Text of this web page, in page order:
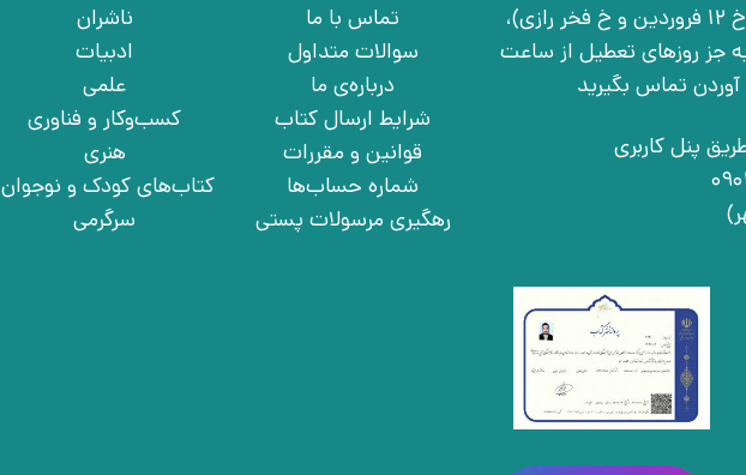
تهران، خ انقلاب، خ 12 فروردین، خ روانمهر شرقی(بین خ 12 فروردین و خ فخر رازی)،
به جز روزهای تعطیل از ساعت
پنل کاربری
تماس با ما
سوالات متداول
درباره‌ی ما
شرایط ارسال کتاب
قوانین و مقررات
شماره حساب‌ها
رهگیری مرسولات پستی
ناشران
ادبیات
علمی
کسب‌وکار و فناوری
هنری
کتاب‌های کودک و نوجوان
سرگرمی